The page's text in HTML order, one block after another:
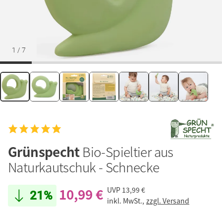
1 / 7
GrünspechtBio-Spieltier aus
Naturkautschuk - Schnecke
21% 10,99 € UVP 13,99 €
inkl. MwSt., zzgl. Versand